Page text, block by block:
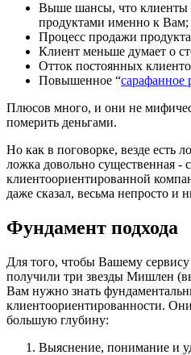
Выше шансы, что клиенты
продуктами именно к Вам;
Процесс продажи
Клиент меньше думает о
Отток постоянных
Повышенное “сарафанное
Плюсов много, и они не
померить деньгами.
Но как в поговорке, везде есть
ложка довольно существенная -
клиентоориентированной
даже сказал, весьма непросто и
Фундамент подхода
Для того, чтобы Вашему
получили три звезды Мишлен
Вам нужно знать
клиентоориентированности.
большую глубину:
Выяснение, понимание и